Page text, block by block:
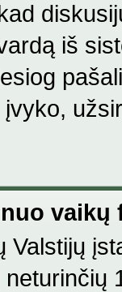
iš
vaikų
Valstijų